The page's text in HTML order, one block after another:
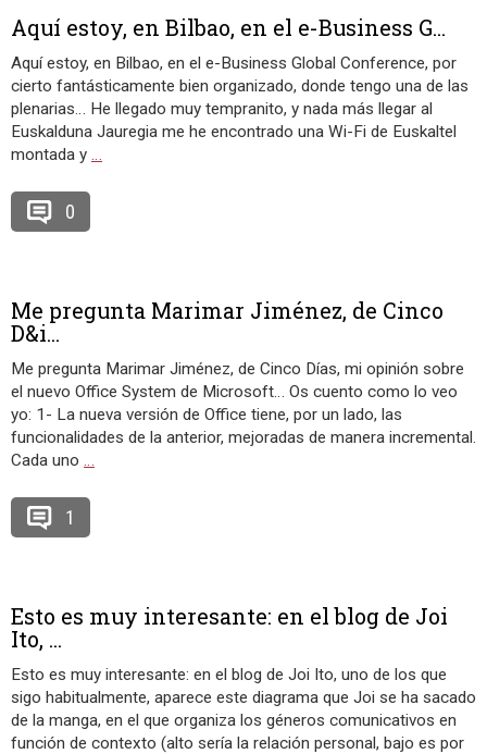
Aquí estoy, en Bilbao, en el e-Business G...
Aquí estoy, en Bilbao, en el e-Business Global Conference, por
cierto fantásticamente bien organizado, donde tengo una de las
plenarias… He llegado muy tempranito, y nada más llegar al
Euskalduna Jauregia me he encontrado una Wi-Fi de Euskaltel
montada y …
0
Me pregunta Marimar Jiménez, de Cinco
D&i...
Me pregunta Marimar Jiménez, de Cinco Días, mi opinión sobre
el nuevo Office System de Microsoft… Os cuento como lo veo
yo: 1- La nueva versión de Office tiene, por un lado, las
funcionalidades de la anterior, mejoradas de manera incremental.
Cada uno …
1
Esto es muy interesante: en el blog de Joi
Ito, ...
Esto es muy interesante: en el blog de Joi Ito, uno de los que
sigo habitualmente, aparece este diagrama que Joi se ha sacado
de la manga, en el que organiza los géneros comunicativos en
función de contexto (alto sería la relación personal, bajo es por